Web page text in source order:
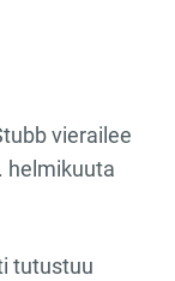
vierailee
helmikuuta
tutustuu